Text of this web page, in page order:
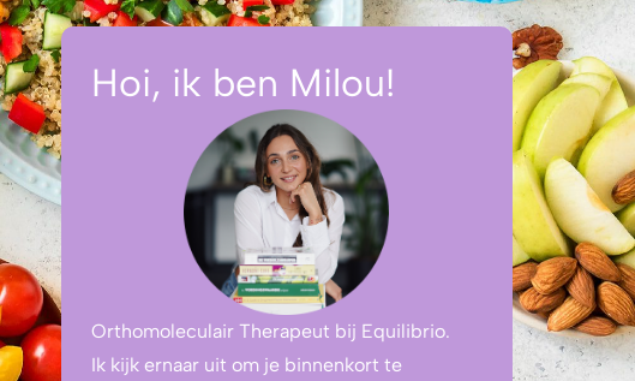
Hoi, ik ben Milou!
Orthomoleculair Therapeut bij Equilibrio.
Ik kijk ernaar uit om je binnenkort te